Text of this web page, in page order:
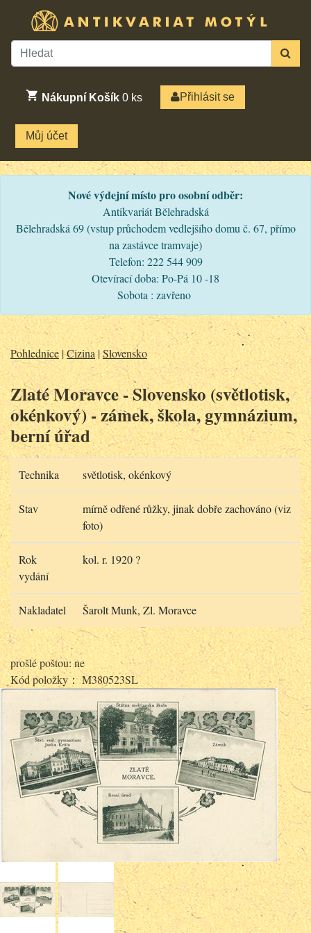
Nákupní Košík 0 ks Přihlásit se
Můj účet
Nové výdejní místo pro osobní odběr:
Antikvariát Bělehradská
Bělehradská 69 (vstup průchodem vedlejšího domu č. 67, přímo
na zastávce tramvaje)
Telefon: 222 544 909
Otevírací doba: Po-Pá 10 -18
Sobota : zavřeno
Pohlednice |Cizina |Slovensko
Zlaté Moravce - Slovensko (světlotisk,
okénkový) - zámek, škola, gymnázium,
berní úřad
Technika světlotisk, okénkový
Stav
mírně odřené růžky, jinak dobře zachováno (viz
foto)
Rok
vydání
kol. r. 1920 ?
Nakladatel Šarolt Munk, Zl. Moravce
prošlé poštou: ne
Kód položky： M380523SL